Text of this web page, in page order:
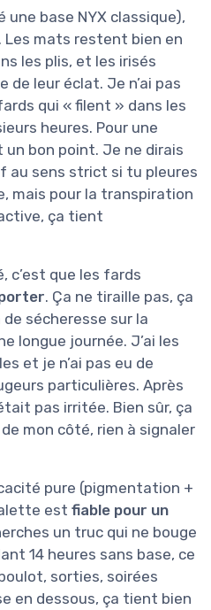
une base NYX classique),
Les mats restent bien en
les plis, et les irisés
de leur éclat. Je n’ai pas
qui « filent » dans les
heures. Pour une
un bon point. Je ne dirais
au sens strict si tu pleures
mais pour la transpiration
ça tient
c’est que les fards
. Ça ne tiraille pas, ça
sécheresse sur la
longue journée. J’ai les
et je n’ai pas eu de
particulières. Après
pas irritée. Bien sûr, ça
mon côté, rien à signaler
pure (pigmentation +
est fiable pour un
un truc qui ne bouge
14 heures sans base, ce
sorties, soirées
en dessous, ça tient bien